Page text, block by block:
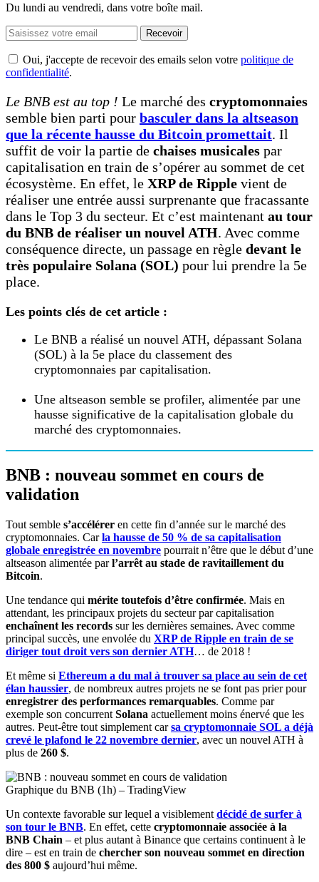
Du lundi au vendredi, dans votre boîte mail.
Recevoir
Oui, j'accepte de recevoir des emails selon votre politique de
confidentialité.
Le BNB est au top ! Le marché des cryptomonnaies
semble bien parti pour basculer dans la altseason
que la récente hausse du Bitcoin promettait. Il
suffit de voir la partie de chaises musicales par
capitalisation en train de s’opérer au sommet de cet
écosystème. En effet, le XRP de Ripple vient de
réaliser une entrée aussi surprenante que fracassante
dans le Top 3 du secteur. Et c’est maintenant au tour
du BNB de réaliser un nouvel ATH. Avec comme
conséquence directe, un passage en règle devant le
très populaire Solana (SOL) pour lui prendre la 5e
place.
Les points clés de cet article :
Le BNB a réalisé un nouvel ATH, dépassant Solana
(SOL) à la 5e place du classement des
cryptomonnaies par capitalisation.
Une altseason semble se profiler, alimentée par une
hausse significative de la capitalisation globale du
marché des cryptomonnaies.
BNB : nouveau sommet en cours de
validation
Tout semble s’accélérer en cette fin d’année sur le marché des
cryptomonnaies. Carla hausse de 50 % de sa capitalisation
globale enregistrée en novembre pourrait n’être que le début d’une
altseason alimentée parl’arrêt au stade de ravitaillement du
Bitcoin.
Une tendance qui mérite toutefois d’être confirmée. Mais en
attendant, les principaux projets du secteur par capitalisation
enchaînent les records sur les dernières semaines. Avec comme
principal succès, une envolée du XRP de Ripple en train de se
diriger tout droit vers son dernier ATH… de 2018 !
Et même si Ethereum a du mal à trouver sa place au sein de cet
élan haussier, de nombreux autres projets ne se font pas prier pour
enregistrer des performances remarquables. Comme par
exemple son concurrent Solana actuellement moins énervé que les
autres. Peut-être tout simplement carsa cryptomonnaie SOL a déjà
crevé le plafond le 22 novembre dernier, avec un nouvel ATH à
plus de 260 $.
Graphique du BNB (1h) – TradingView
Un contexte favorable sur lequel a visiblement décidé de surfer à
son tour le BNB. En effet, cette cryptomonnaie associée à la
BNB Chain – et plus autant à Binance que certains continuent à le
dire – est en train de chercher son nouveau sommet en direction
des 800 $ aujourd’hui même.